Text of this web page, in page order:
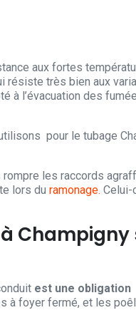
aux fortes
résiste très bien aux
à l’évacuation des
pour le tubage
les raccords
lors du ramonage. Celui-
Champigny
est une obligation
à foyer fermé, et les